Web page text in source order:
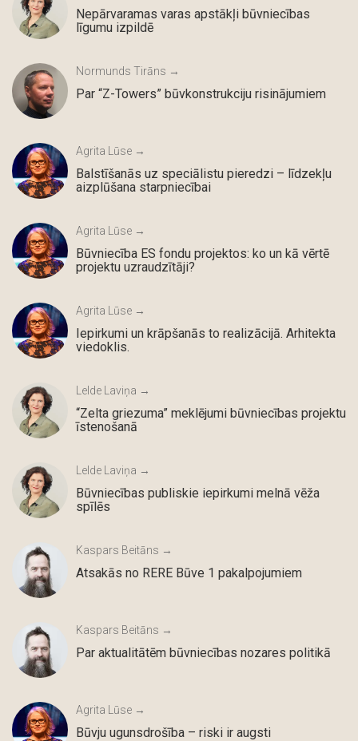
Nepārvaramas varas apstākļi būvniecības
līgumu izpildē
Normunds Tirāns →
Par “Z-Towers” būvkonstrukciju risinājumiem
Agrita Lūse →
Balstīšanās uz speciālistu pieredzi – līdzekļu
aizplūšana starpniecībai
Agrita Lūse →
Būvniecība ES fondu projektos: ko un kā vērtē
projektu uzraudzītāji?
Agrita Lūse →
Iepirkumi un krāpšanās to realizācijā. Arhitekta
viedoklis.
Lelde Laviņa →
“Zelta griezuma” meklējumi būvniecības projektu
īstenošanā
Lelde Laviņa →
Būvniecības publiskie iepirkumi melnā vēža
spīlēs
Kaspars Beitāns →
Atsakās no RERE Būve 1 pakalpojumiem
Kaspars Beitāns →
Par aktualitātēm būvniecības nozares politikā
Agrita Lūse →
Būvju ugunsdrošība – riski ir augsti